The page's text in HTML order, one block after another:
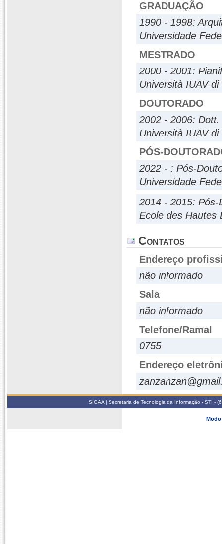
GRADUAÇÃO
1990 - 1998:
Universidade
MESTRADO
2000 - 2001:
Università IUAV di
DOUTORADO
2002 - 2006: Dott.
Università IUAV di
PÓS-
2022 - : Pós-
Universidade
2014 - 2015: Pós-
Ecole des Hautes
Contatos
Endereço
não informado
Sala
não informado
Telefone/Ramal
0755
Endereço
SIGAA | Secretaria de Tecnologia da Informação - STI -
Modo